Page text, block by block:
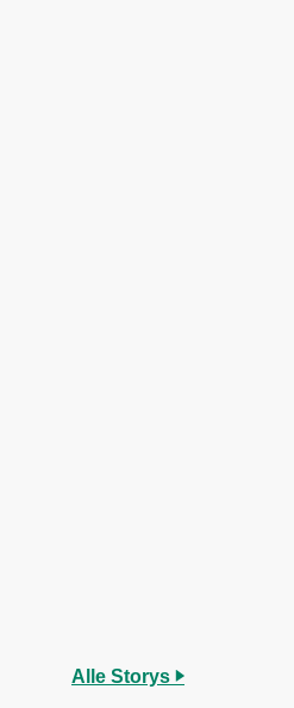
Alle Storys